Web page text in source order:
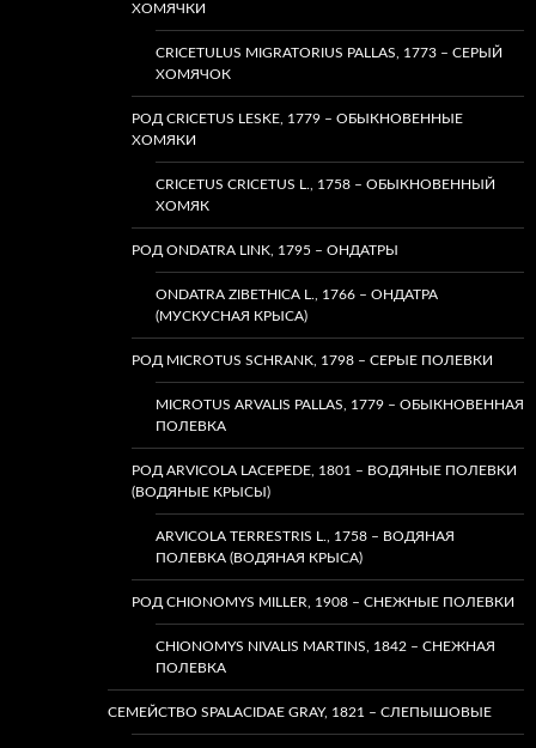
ХОМЯЧКИ
CRICETULUS MIGRATORIUS PALLAS, 1773 – СЕРЫЙ
ХОМЯЧОК
РОД CRICETUS LESKE, 1779 – ОБЫКНОВЕННЫЕ
ХОМЯКИ
CRICETUS CRICETUS L., 1758 – ОБЫКНОВЕННЫЙ
ХОМЯК
РОД ONDATRA LINK, 1795 – ОНДАТРЫ
ONDATRA ZIBETHICA L., 1766 – ОНДАТРА
(МУСКУСНАЯ КРЫСА)
РОД MICROTUS SCHRANK, 1798 – СЕРЫЕ ПОЛЕВКИ
MICROTUS ARVALIS PALLAS, 1779 – ОБЫКНОВЕННАЯ
ПОЛЕВКА
РОД ARVICOLA LACEPEDE, 1801 – ВОДЯНЫЕ ПОЛЕВКИ
(ВОДЯНЫЕ КРЫСЫ)
ARVICOLA TERRESTRIS L., 1758 – ВОДЯНАЯ
ПОЛЕВКА (ВОДЯНАЯ КРЫСА)
РОД CHIONOMYS MILLER, 1908 – СНЕЖНЫЕ ПОЛЕВКИ
CHIONOMYS NIVALIS MARTINS, 1842 – СНЕЖНАЯ
ПОЛЕВКА
СЕМЕЙСТВО SPALACIDAE GRAY, 1821 – СЛЕПЫШОВЫЕ